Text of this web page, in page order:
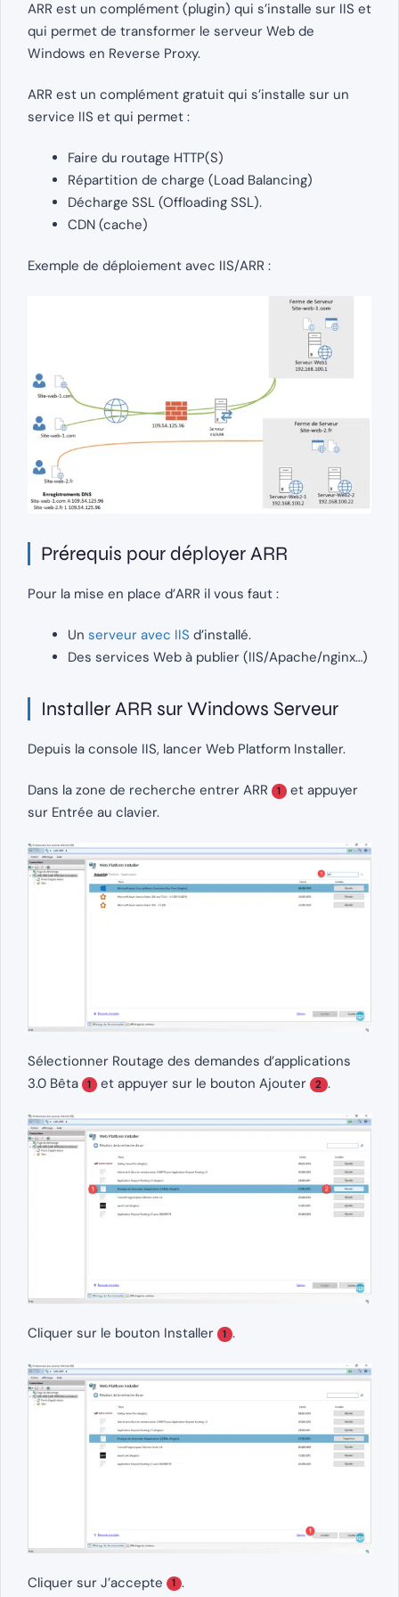
ARR est un complément (plugin) qui s’installe sur IIS et
qui permet de transformer le serveur Web de
Windows en Reverse Proxy.
ARR est un complément gratuit qui s’installe sur un
service IIS et qui permet :
Faire du routage HTTP(S)
Répartition de charge (Load Balancing)
Décharge SSL (Offloading SSL).
CDN (cache)
Exemple de déploiement avec IIS/ARR :
Prérequis pour déployer ARR
Pour la mise en place d’ARR il vous faut :
Un serveur avec IIS d’installé.
Des services Web à publier (IIS/Apache/nginx…)
Installer ARR sur Windows Serveur
Depuis la console IIS, lancer Web Platform Installer.
Dans la zone de recherche entrer ARR 1 et appuyer
sur Entrée au clavier.
Sélectionner Routage des demandes d’applications
3.0 Bêta
1 et appuyer sur le bouton Ajouter 2 .
Cliquer sur le bouton Installer 1 .
Cliquer sur J’accepte 1 .